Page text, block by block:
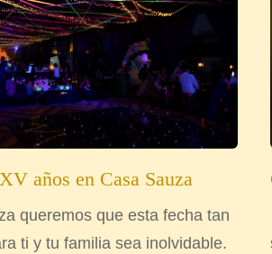
años en Casa Sauza
queremos que esta fecha tan
ti y tu familia sea inolvidable.